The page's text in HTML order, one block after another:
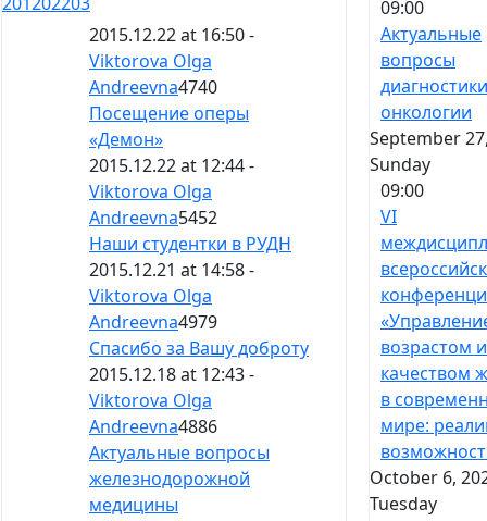
2015.12.22 at 16:50 -
Viktorova Olga
Andreevna4740
Посещение оперы
«Демон»
2015.12.22 at 12:44 -
Viktorova Olga
Andreevna5452
Наши студентки в РУДН
2015.12.21 at 14:58 -
Viktorova Olga
Andreevna4979
Спасибо за Вашу доброту
2015.12.18 at 12:43 -
Viktorova Olga
Andreevna4886
Актуальные вопросы
железнодорожной
медицины
09:00
Актуальные
вопросы
онкологии
September
Sunday
09:00
VI
возрастом и
качеством
в
мире:
October 6,
Tuesday